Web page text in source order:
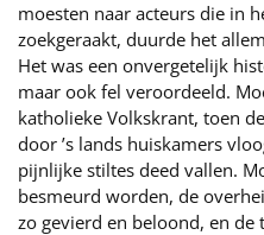
moesten naar acteurs die in
zoekgeraakt, duurde het
Het was een onvergetelijk
maar ook fel veroordeeld.
katholieke Volkskrant, toen
door ’s lands huiskamers
pijnlijke stiltes deed vallen.
besmeurd worden, de
zo gevierd en beloond, en